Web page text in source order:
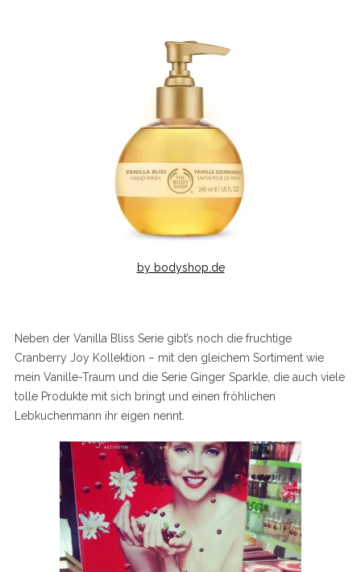
by bodyshop.de
Neben der Vanilla Bliss Serie gibt’s noch die fruchtige
Cranberry Joy Kollektion – mit den gleichem Sortiment wie
mein Vanille-Traum und die Serie Ginger Sparkle, die auch viele
tolle Produkte mit sich bringt und einen fröhlichen
Lebkuchenmann ihr eigen nennt.